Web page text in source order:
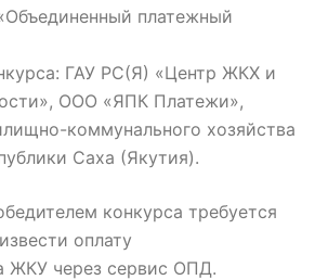
платежный
ГАУ РС(Я) «Центр ЖКХ и
ООО «ЯПК Платежи»,
коммунального хозяйства
Саха (Якутия).
конкурса требуется
оплату
ЖКУ через сервис ОПД.